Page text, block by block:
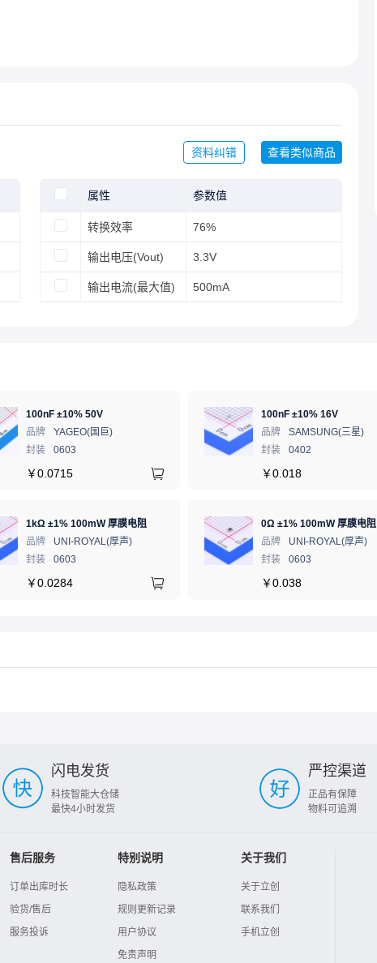
资料纠错 查看类似商品
属性 参数值
转换效率 76%
输出电压(Vout) 3.3V
输出电流(最大值) 500mA
100nF ±10% 50V
品牌
YAGEO(国巨)
封装
0603
￥0.0715
100nF ±10% 16V
品牌
SAMSUNG(三星)
封装
0402
￥0.018
1kΩ ±1% 100mW 厚膜电阻
品牌
UNI-ROYAL(厚声)
封装
0603
￥0.0284
0Ω ±1% 100mW 厚膜电阻
品牌
UNI-ROYAL(厚声)
封装
0603
￥0.038
闪电发货
科技智能大仓储
最快4小时发货
严控渠道
正品有保障
物料可追溯
售后服务
订单出库时长
验货/售后
服务投诉
特别说明
隐私政策
规则更新记录
用户协议
免责声明
关于我们
关于立创
联系我们
手机立创